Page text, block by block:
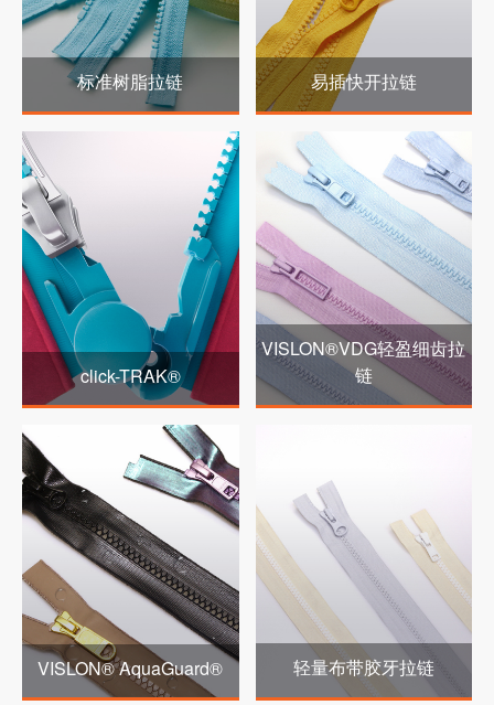
标准树脂拉链 易插快开拉链
click-TRAK®
VISLON®VDG轻盈细齿拉
链
VISLON® AquaGuard® 轻量布带胶牙拉链